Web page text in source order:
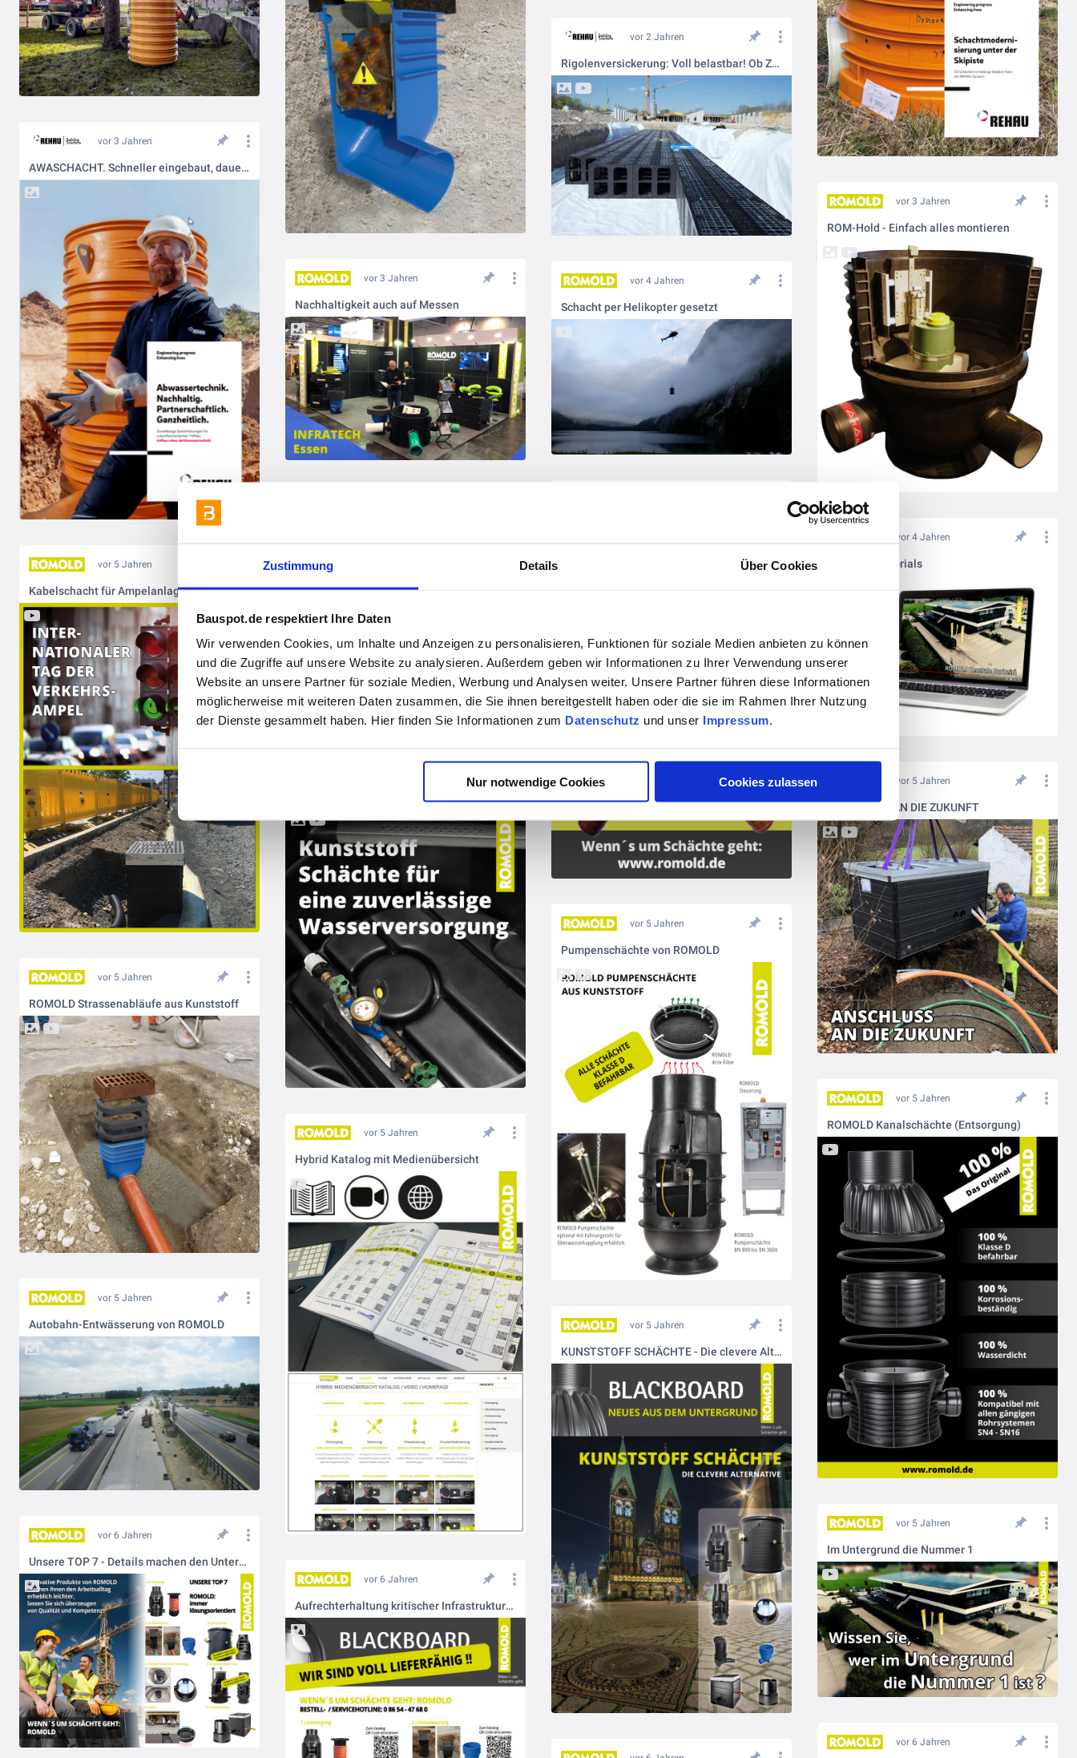
Zustimmung Details Über Cookies
Bauspot.de respektiert Ihre Daten
Wir verwenden Cookies, um Inhalte und Anzeigen zu personalisieren, Funktionen für soziale Medien anbieten zu können
und die Zugriffe auf unsere Website zu analysieren. Außerdem geben wir Informationen zu Ihrer Verwendung unserer
Website an unsere Partner für soziale Medien, Werbung und Analysen weiter. Unsere Partner führen diese Informationen
möglicherweise mit weiteren Daten zusammen, die Sie ihnen bereitgestellt haben oder die sie im Rahmen Ihrer Nutzung
der Dienste gesammelt haben. Hier finden Sie Informationen zum Datenschutz und unser Impressum.
Nur notwendige Cookies Cookies zulassen
vor 2 Jahren
Rigolenversickerung: Voll belastbar! Ob Zufahrt oder Parkplatz – mit der RAUSIKKO Box können Sie Rigolen zu 100% nutzen.
vor 3 Jahren
AWASCHACHT. Schneller eingebaut, dauerhaft günstiger
vor 3 Jahren
ROM-Hold - Einfach alles montieren
vor 3 Jahren
Nachhaltigkeit auch auf Messen
vor 4 Jahren
Schacht per Helikopter gesetzt
vor 4 Jahren
ROMOLD Tutorials
vor 5 Jahren
Kabelschacht für Ampelanlagen - ROM-Box
vor 5 Jahren
ANSCHLUSS AN DIE ZUKUNFT
vor 5 Jahren
Pumpenschächte von ROMOLD
vor 5 Jahren
ROMOLD Strassenabläufe aus Kunststoff
vor 5 Jahren
ROMOLD Kanalschächte (Entsorgung)
vor 5 Jahren
Hybrid Katalog mit Medienübersicht
vor 5 Jahren
Autobahn-Entwässerung von ROMOLD vor 5 Jahren
KUNSTSTOFF SCHÄCHTE - Die clevere Alternative
vor 5 Jahren
Im Untergrund die Nummer 1
vor 6 Jahren
Unsere TOP 7 - Details machen den Unterschied
vor 6 Jahren
Aufrechterhaltung kritischer Infrastrukturen
vor 6 Jahren